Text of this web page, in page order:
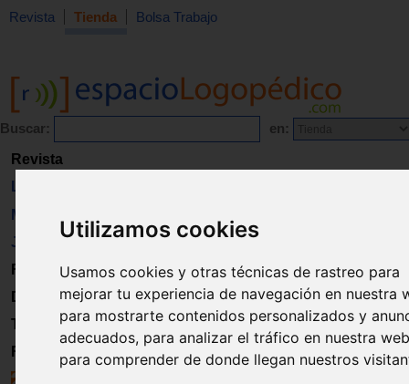
Utilizamos cookies
Usamos cookies y otras técnicas de rastreo para
mejorar tu experiencia de navegación en nuestra
para mostrarte contenidos personalizados y
adecuados, para analizar el tráfico en nuestra
para comprender de donde llegan nuestros
Revista Tienda Bolsa Trabajo
Buscar: en:
Revista
Libros
Material
Juguetes
Formación
Directorio
Trabajo
Registro